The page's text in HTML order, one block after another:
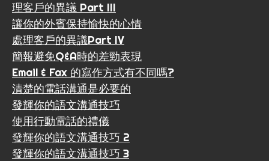
理客戶的異議 Part III
讓你的外賓保持愉快的心情
處理客戶的異議Part IV
簡報避免Q&A時的差勁表現
Email & Fax 的寫作方式有不同嗎?
清楚的電話溝通是必要的
發輝你的語文溝通技巧
使用行動電話的禮儀
發輝你的語文溝通技巧 2
發輝你的語文溝通技巧 3